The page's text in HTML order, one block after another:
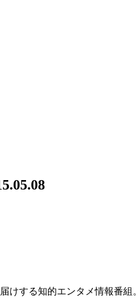
けする知的エンタメ情報番組。